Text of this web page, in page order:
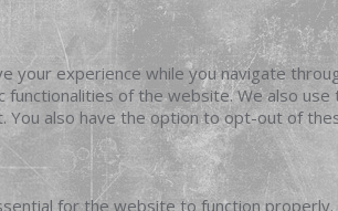
your experience while you navigate
of the website. We also
You also have the option to opt-out of
for the website to function